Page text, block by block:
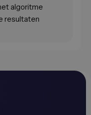
algoritme
resultaten